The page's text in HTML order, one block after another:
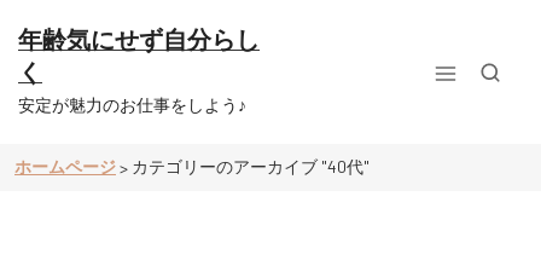
キ
年齢気にせず自分らし
く
安定が魅力のお仕事をしよう♪
ホームページ> カテゴリーのアーカイブ "40代"